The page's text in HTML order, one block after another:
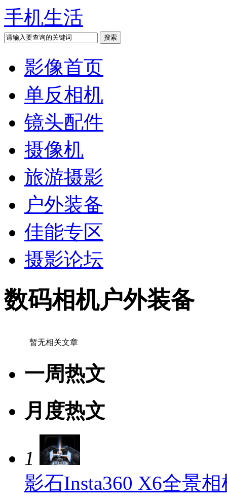
手机生活
影像首页
单反相机
镜头配件
摄像机
旅游摄影
户外装备
佳能专区
摄影论坛
数码相机户外装备
暂无相关文章
一周热文
月度热文
1
影石Insta360 X6全景